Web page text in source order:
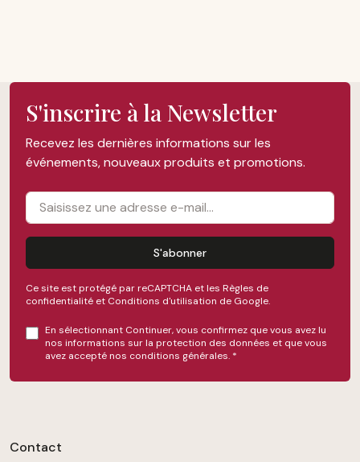
S'inscrire à la Newsletter
Recevez les dernières informations sur les
événements, nouveaux produits et promotions.
S'abonner
Ce site est protégé par reCAPTCHA et les Règles de
confidentialité et Conditions d'utilisation de Google.
En sélectionnant Continuer, vous confirmez que vous avez lu
nos informations sur la protection des données et que vous
avez accepté nos conditions générales. *
Contact